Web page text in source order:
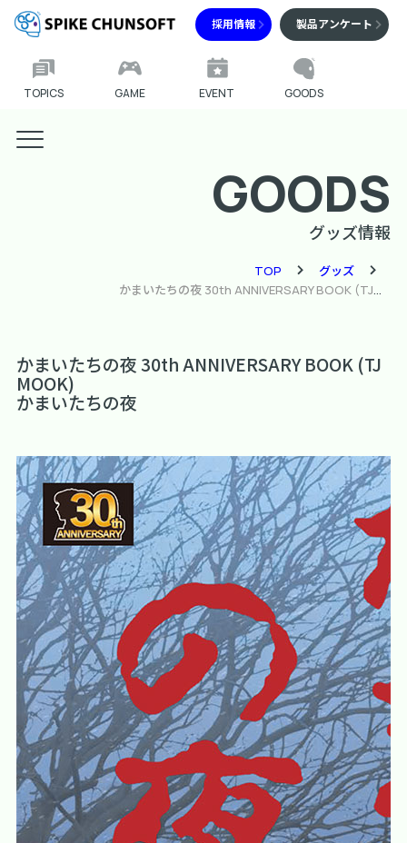
採用情報 製品アンケート
TOPICS GAME EVENT GOODS
GOODS
グッズ情報
TOP
グッズ
かまいたちの夜 30th ANNIVERSARY BOOK (TJMOOK)
かまいたちの夜 30th ANNIVERSARY BOOK (TJ
MOOK)
かまいたちの夜